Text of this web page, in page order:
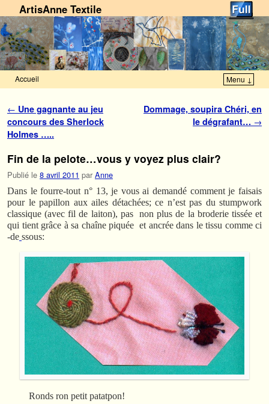
ArtisAnne Textile
Accueil Menu ↓
Navigation des articles
← Une gagnante au jeu
concours des Sherlock
Holmes …..
Dommage, soupira Chéri, en
le dégrafant… →
Fin de la pelote…vous y voyez plus clair?
Publié le 8 avril 2011 par Anne
Dans le fourre-tout n° 13, je vous ai demandé comment je faisais
pour le papillon aux ailes détachées; ce n’est pas du stumpwork
classique (avec fil de laiton), pas non plus de la broderie tissée et
qui tient grâce à sa chaîne piquée et ancrée dans le tissu comme ci
-de ssous:
Ronds ron petit patatpon!